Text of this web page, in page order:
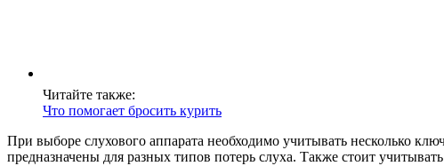
Читайте также:
Что помогает бросить курить
При выборе слухового аппарата необходимо учитывать несколько
предназначены для разных типов потерь слуха. Также стоит